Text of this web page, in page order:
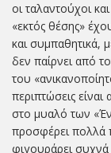
οι ταλαντούχοι
«εκτός θέσης»
και συμπαθητικά,
δεν παίρνει από
του
περιπτώσεις
στο μυαλό των
προσφέρει πολλά
φιγουράρει